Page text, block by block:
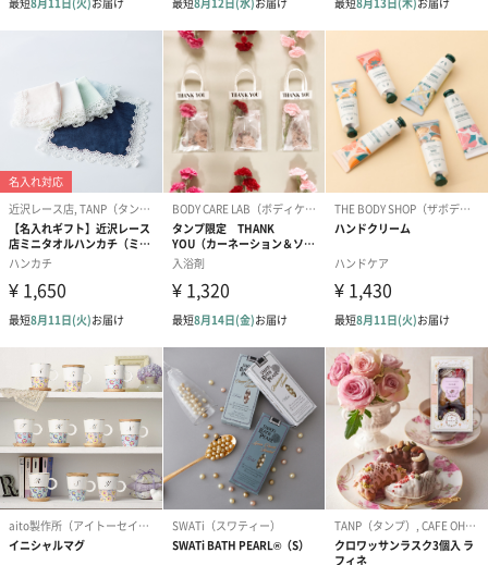
ゼリーバウム カット
（レモン＆紅茶）（432
円）
麦わらパンダバウム
（バナナ味）（540円）
3層デザート
ェ〜国産フル
スキンケアグッズ
スキンケアグッズを同梱してお届けします。